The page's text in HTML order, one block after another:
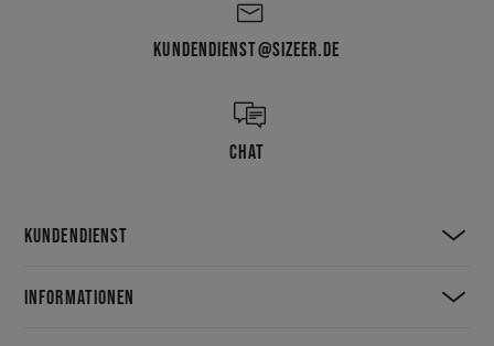
KUNDENDIENST@SIZEER.DE
CHAT
KUNDENDIENST
INFORMATIONEN